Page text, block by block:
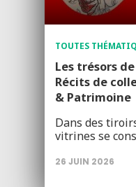
TOUTES
Les trésors
Récits de
& Patrimoine
Dans des
vitrines se
26 JUIN 2026